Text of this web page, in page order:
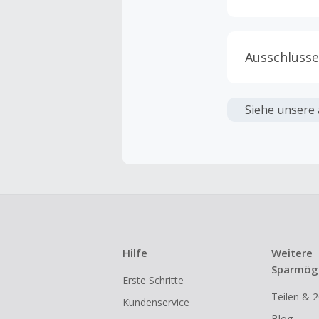
Ausschlüsse
verwendet
Händlern
Siehe unsere
Hilfe
Erste Schritte
Kundenservice
Weitere
Teilen &